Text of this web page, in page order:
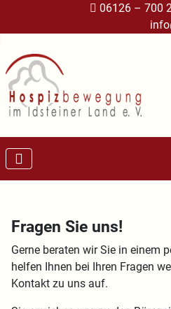
06126 – 700
Fragen Sie uns!
Gerne beraten wir Sie in einem
helfen Ihnen bei Ihren Fragen
Kontakt zu uns auf.